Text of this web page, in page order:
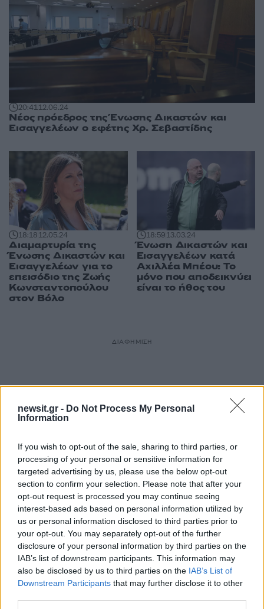
newsit.gr - Do Not Process My Personal
Information
If you wish to opt-out of the sale, sharing to third parties, or
processing of your personal or sensitive information for
targeted advertising by us, please use the below opt-out
section to confirm your selection. Please note that after your
opt-out request is processed you may continue seeing
interest-based ads based on personal information utilized by
us or personal information disclosed to third parties prior to
your opt-out. You may separately opt-out of the further
disclosure of your personal information by third parties on the
IAB’s list of downstream participants. This information may
also be disclosed by us to third parties on the IAB’s List of
Downstream Participants that may further disclose it to other
20:4112.06.24
Νέος πρόεδρος της Ένωσης Δικαστών και
Εισαγγελέων ο εφέτης Χρ. Σεβαστίδης
18:1812.05.24
Διαμαρτυρία της
Ένωσης Δικαστών και
Εισαγγελέων για το
επεισόδιο της Ζωής
Κωνσταντοπούλου
στον Βόλο
18:5913.03.24
Ένωση Δικαστών και
Εισαγγελέων κατά
Αχιλλέα Μπέου: Το
μόνο που αποδεικνύει
είναι το ήθος του
ΔΙΑΦΗΜΙΣΗ